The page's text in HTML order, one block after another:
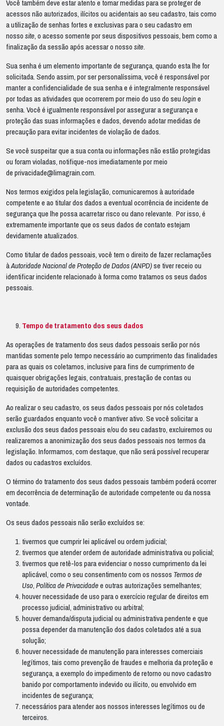
Você também deve estar atento e tomar medidas para se proteger de
acessos não autorizados, ilícitos ou acidentais ao seu cadastro, tais como
a utilização de senhas fortes e exclusivas para o seu cadastro em
nossosite, o acesso somente por seus dispositivos pessoais, bem como a
finalização da sessão após acessar o nossosite.
Sua senha é um elemento importante de segurança, quando esta lhe for
solicitada. Sendo assim, por ser personalíssima, você é responsável por
manter a confidencialidade de sua senha e é integralmente responsável
por todas as atividades que ocorrerem por meio do uso do seulogine
senha. Você é igualmente responsável por assegurar a segurança e
proteção das suas informações e dados, devendo adotar medidas de
precaução para evitar incidentes de violação de dados.
Se você suspeitar que a sua conta ou informações não estão protegidas
ou foram violadas, notifique-nos imediatamente por meio
deprivacidade@limagrain.com.
Nos termos exigidos pela legislação, comunicaremos à autoridade
competente e ao titular dos dados a eventual ocorrência de incidente de
segurança que lhe possa acarretar risco ou dano relevante. Por isso, é
extremamente importante que os seus dados de contato estejam
devidamente atualizados.
Como titular de dados pessoais, você tem o direito de fazer reclamações
àAutoridade Nacional de Proteção de Dados (ANPD)se tiver receio ou
identificar incidente relacionado à forma como tratamos os seus dados
pessoais.
Tempo de tratamento dos seus dados
As operações de tratamento dos seus dados pessoais serão por nós
mantidas somente pelo tempo necessário ao cumprimento das finalidades
para as quais os coletamos, inclusive para fins de cumprimento de
quaisquer obrigações legais, contratuais, prestação de contas ou
requisição de autoridades competentes.
Ao realizar o seu cadastro, os seus dados pessoais por nós coletados
serão guardados enquanto você o mantiver ativo. Se você solicitar a
exclusão dos seus dados pessoais e/ou do seu cadastro, excluiremos ou
realizaremos a anonimização dos seus dados pessoais nos termos da
legislação. Informamos, com destaque, que não será possível recuperar
dados ou cadastros excluídos.
O término do tratamento dos seus dados pessoais também poderá ocorrer
em decorrência de determinação de autoridade competente ou da nossa
vontade.
Os seus dados pessoais não serão excluídos se:
tivermos que cumprir lei aplicável ou ordem judicial;
tivermos que atender ordem de autoridade administrativa ou policial;
tivermos que retê-los para evidenciar o nosso cumprimento da lei
aplicável, como o seu consentimento com os nossos Termosde
Uso,Política de Privacidadee outras autorizações semelhantes;
houver necessidade de uso para o exercício regular de direitos em
processo judicial, administrativo ou arbitral;
houver demanda/disputa judicial ou administrativa pendente e que
possa depender da manutenção dos dados coletados até a sua
solução;
houver necessidade de manutenção para interesses comerciais
legítimos, tais como prevenção de fraudes e melhoria da proteção e
segurança, a exemplo do impedimento de retorno ou novo cadastro
banido por comportamento indevido ou ilícito, ou envolvido em
incidentes de segurança;
necessários para atender aos nossos interesses legítimos ou de
terceiros.